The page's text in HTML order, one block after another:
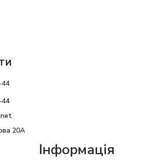
44
44
20А
Інформація